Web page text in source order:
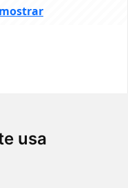
usa
mostrar